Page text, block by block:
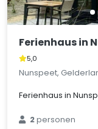
Ferienhaus in
5,0
Nunspeet,
Ferienhaus in
2personen